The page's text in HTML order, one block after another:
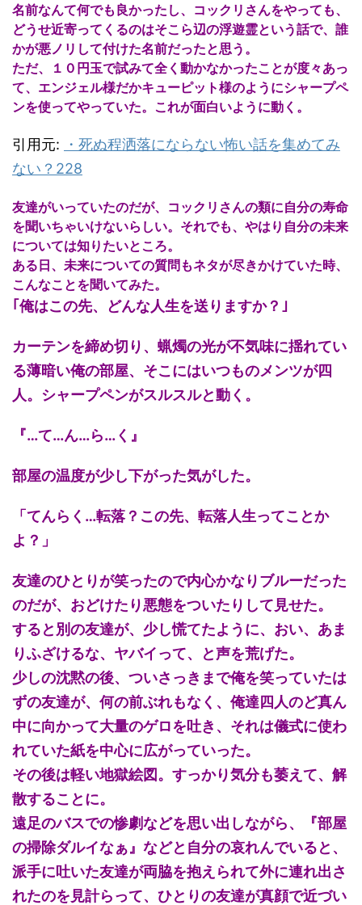
名前なんて何でも良かったし、コックリさんをやっても、
どうせ近寄ってくるのはそこら辺の浮遊霊という話で、誰
かが悪ノリして付けた名前だったと思う。
ただ、１０円玉で試みて全く動かなかったことが度々あっ
て、エンジェル様だかキューピット様のようにシャープペ
ンを使ってやっていた。これが面白いように動く。
引用元: ・ 死ぬ程洒落にならない怖い話を集めてみ
ない？228
友達がいっていたのだが、コックリさんの類に自分の寿命
を聞いちゃいけないらしい。それでも、やはり自分の未来
については知りたいところ。
ある日、未来についての質問もネタが尽きかけていた時、
こんなことを聞いてみた。
｢俺はこの先、どんな人生を送りますか？｣
カーテンを締め切り、蝋燭の光が不気味に揺れてい
る薄暗い俺の部屋、そこにはいつものメンツが四
人。シャープペンがスルスルと動く。
『…て…ん…ら…く』
部屋の温度が少し下がった気がした。
「てんらく…転落？この先、転落人生ってことか
よ？」
友達のひとりが笑ったので内心かなりブルーだった
のだが、おどけたり悪態をついたりして見せた。
すると別の友達が、少し慌てたように、おい、あま
りふざけるな、ヤバイって、と声を荒げた。
少しの沈黙の後、ついさっきまで俺を笑っていたは
ずの友達が、何の前ぶれもなく、俺達四人のど真ん
中に向かって大量のゲロを吐き、それは儀式に使わ
れていた紙を中心に広がっていった。
その後は軽い地獄絵図。すっかり気分も萎えて、解
散することに。
遠足のバスでの惨劇などを思い出しながら、『部屋
の掃除ダルイなぁ』などと自分の哀れんでいると、
派手に吐いた友達が両脇を抱えられて外に連れ出さ
れたのを見計らって、ひとりの友達が真顔で近づい